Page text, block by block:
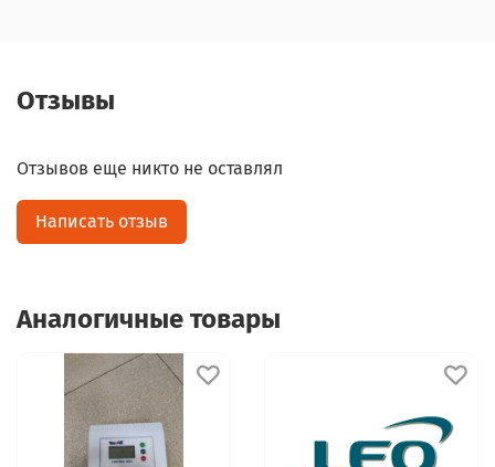
Отзывы
Отзывов еще никто не оставлял
Написать отзыв
Аналогичные товары